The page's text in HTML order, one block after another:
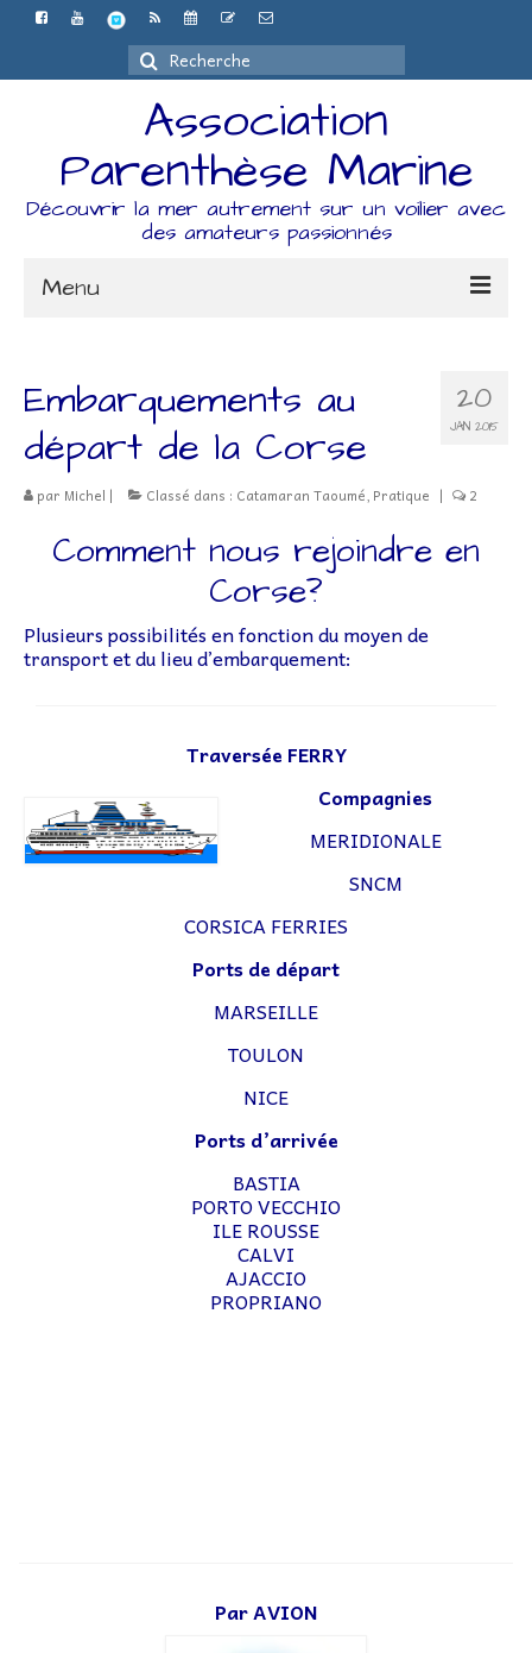
Rechercher
:
Association
Parenthèse Marine
Découvrir la mer autrement sur un voilier avec
des amateurs passionnés
Menu
L’association
Espace Adhérents
Organisation
Lettr’Infos
Bateaux
Adhésion – Coût Sorties
Livre de bord
20
JAN 2015
Embarquements au
départ de la Corse
par Michel | Classé dans : Catamaran Taoumé, Pratique | 2
Comment nous rejoindre en
Corse?
Plusieurs possibilités en fonction du moyen de
transport et du lieu d’embarquement:
Traversée FERRY
Compagnies
MERIDIONALE
SNCM
CORSICA FERRIES
Ports de départ
MARSEILLE
TOULON
NICE
Ports d’arrivée
BASTIA
PORTO VECCHIO
ILE ROUSSE
CALVI
AJACCIO
PROPRIANO
Par AVION